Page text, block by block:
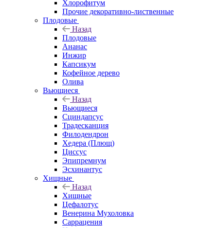
Хлорофитум
Прочие декоративно-лиственные
Плодовые
Назад
Плодовые
Ананас
Инжир
Капсикум
Кофейное дерево
Олива
Вьющиеся
Назад
Вьющиеся
Сциндапсус
Традесканция
Филодендрон
Хедера (Плющ)
Циссус
Эпипремнум
Эсхинантус
Хищные
Назад
Хищные
Цефалотус
Венерина Мухоловка
Саррацения